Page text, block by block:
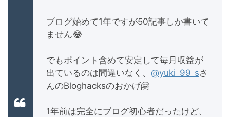
ブログ始めて1年ですが50記事しか書いて
ません😂
でもポイント含めて安定して毎月収益が
出ているのは間違いなく、 @yuki_99_sさ
んのBloghacksのおかげ🤗
1年前は完全にブログ初心者だったけど、